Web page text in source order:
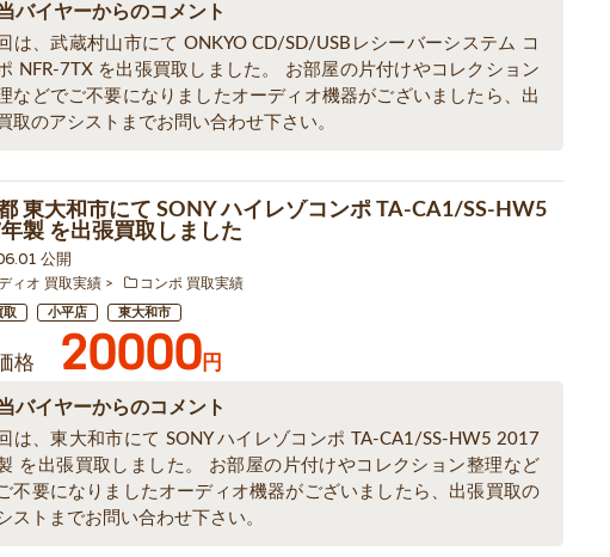
バイヤーからのコメント
は、武蔵村山市にて ONKYO CD/SD/USBレシーバーシステム コ
NFR-7TX を出張買取しました。 お部屋の片付けやコレクション
などでご不要になりましたオーディオ機器がございましたら、出
取のアシストまでお問い合わせ下さい。
東大和市にて SONY ハイレゾコンポ TA-CA1/SS-HW5
製 を出張買取しました
公開
ィオ 買取実績 コンポ 買取実績
取 小平店 東大和市
格 20000円
バイヤーからのコメント
は、東大和市にて SONY ハイレゾコンポ TA-CA1/SS-HW5 2017
を出張買取しました。 お部屋の片付けやコレクション整理など
不要になりましたオーディオ機器がございましたら、出張買取の
ストまでお問い合わせ下さい。